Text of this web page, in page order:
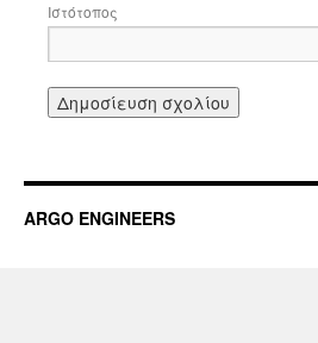
Ιστότοπος
ARGO ENGINEERS